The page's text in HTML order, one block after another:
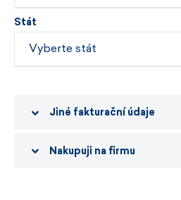
Stát
Jiné fakturační údaje
Nakupuji na firmu